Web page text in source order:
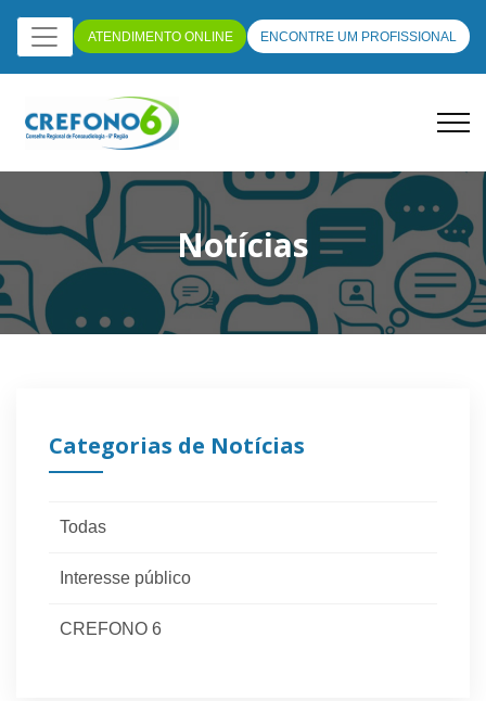
ATENDIMENTO ONLINE ENCONTRE UM PROFISSIONAL
Notícias
Categorias de Notícias
Todas
Interesse público
CREFONO 6